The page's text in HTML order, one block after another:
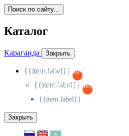
Поиск по сайту...
Каталог
Караганда Закрыть
{{item.label}}
{{activeItem==item.id?'-
{{item.label}}
{{activeSubitem==item.id?'-
{{item.label}}
Закрыть